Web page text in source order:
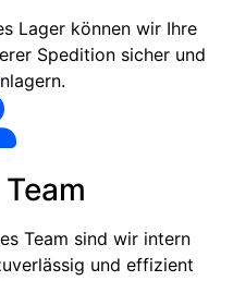
Lager können wir Ihre
Spedition sicher und
Team sind wir intern
und effizient